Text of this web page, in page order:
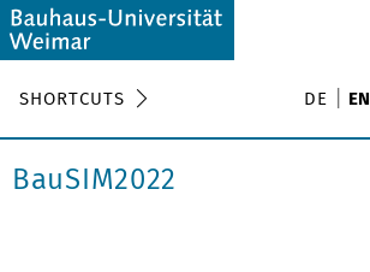
SHORTCUTS DE EN
BauSIM2022